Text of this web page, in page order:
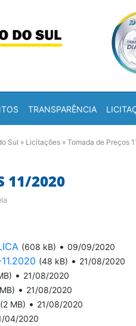
TRANSPARÊNCIA
Sul » Licitações » Tomada de Preços
11/2020
(608 kB) • 09/09/2020
(48 kB) • 21/08/2020
• 21/08/2020
• 21/08/2020
(2 MB) • 21/08/2020
04/2020